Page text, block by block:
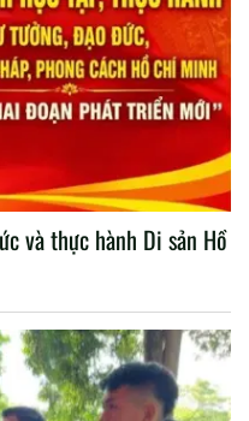
và thực hành Di sản Hồ